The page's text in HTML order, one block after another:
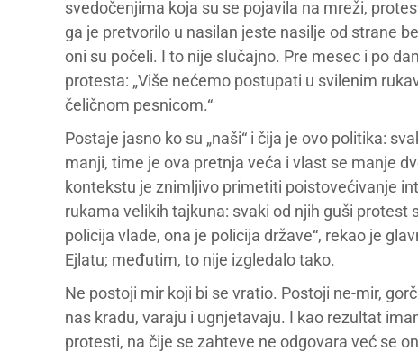
svedočenjima koja su se pojavila na mreži,
ga je pretvorilo u nasilan jeste nasilje od strane
oni su počeli. I to nije slučajno. Pre mesec i po
protesta: „Više nećemo postupati u svilenim
čeličnom pesnicom.“
Postaje jasno ko su „naši“ i čija je ovo politika:
manji, time je ova pretnja veća i vlast se manje
kontekstu je znimljivo primetiti poistovećivanje
rukama velikih tajkuna: svaki od njih guši protest
policija vlade, ona je policija države“, rekao je
Ejlatu; međutim, to nije izgledalo tako.
Ne postoji mir koji bi se vratio. Postoji ne-mir,
nas kradu, varaju i ugnjetavaju. I kao rezultat
protesti, na čije se zahteve ne odgovara već se